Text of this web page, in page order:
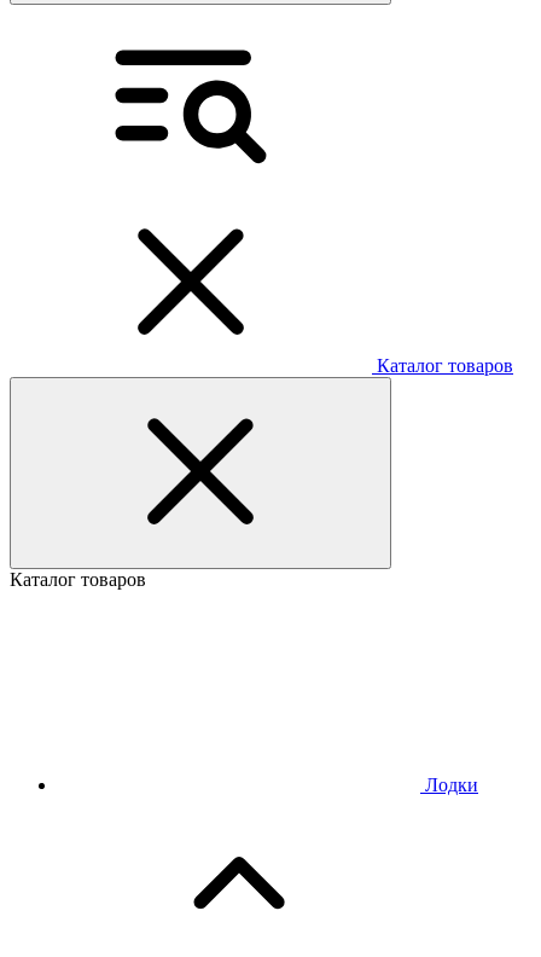
Каталог товаров
Каталог товаров
Лодки